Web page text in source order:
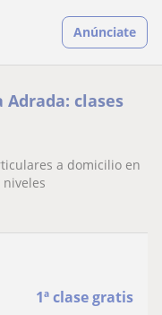
Anúnciate
clases
a domicilio en
niveles
1ª clase gratis